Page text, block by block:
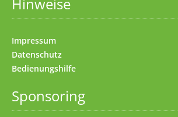
Hinweise
Impressum
Datenschutz
Bedienungshilfe
Sponsoring